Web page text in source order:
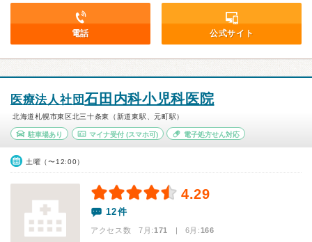
電話 公式サイト
医療法人社団石田内科小児科医院
北海道札幌市東区北三十条東（新道東駅、元町駅）
駐車場あり マイナ受付(スマホ可) 電子処方せん対応
土曜（〜12:00）
4.29
12件
アクセス数 7月:171 | 6月:166